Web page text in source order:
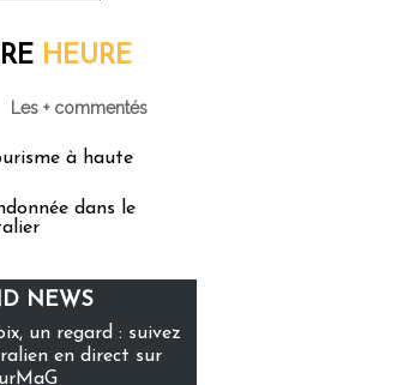
HEURE
Les + commentés
à haute
dans le
NEWS
un regard : suivez
en direct sur